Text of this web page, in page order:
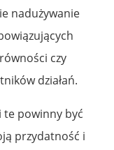
nadużywanie
czy
działań.
te powinny być
przydatność i